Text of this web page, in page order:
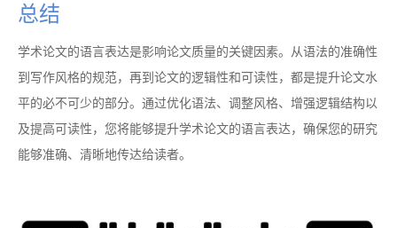
总结
学术论文的语言表达是影响论文质量的关键因素。从语法的准确性
到写作风格的规范，再到论文的逻辑性和可读性，都是提升论文水
平的必不可少的部分。通过优化语法、调整风格、增强逻辑结构以
及提高可读性，您将能够提升学术论文的语言表达，确保您的研究
能够准确、清晰地传达给读者。